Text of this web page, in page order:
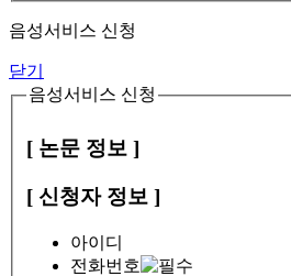
음성서비스 신청
닫기
음성서비스 신청
[ 논문 정보 ]
[ 신청자 정보 ]
아이디
전화번호